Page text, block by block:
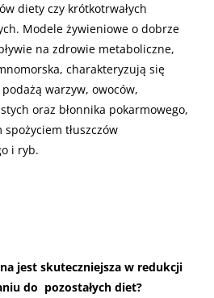
diety czy krótkotrwałych
Modele żywieniowe o dobrze
na zdrowie metaboliczne,
charakteryzują się
warzyw, owoców,
oraz błonnika pokarmowego,
tłuszczów
i ryb.
jest skuteczniejsza w redukcji
do pozostałych diet?